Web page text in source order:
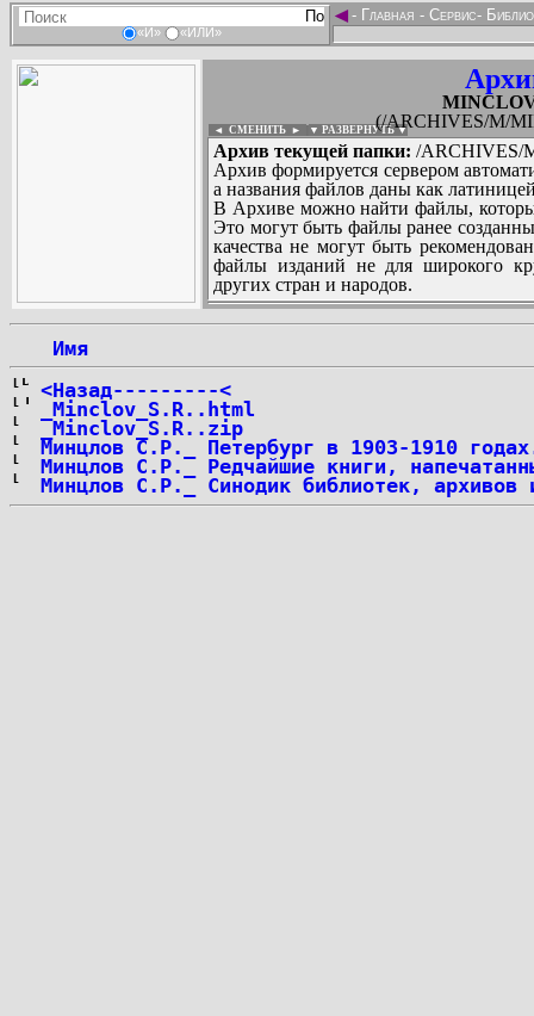
«И» «ИЛИ»
◄- Главная - Сервис-
(/ARCHIVES/M/
◄ СМЕНИТЬ ► ▼ РАЗВЕРНУТЬ ▼
Архив текущей папки: /ARCHIVES/
Архив формируется сервером
а названия файлов даны как
В Архиве можно найти файлы,
Это могут быть файлы ранее
качества не могут быть
файлы изданий не для широкого
других стран и народов.
Имя
<Назад---------<
_Minclov_S.R..html
_Minclov_S.R..zip
Минцлов С.Р._ Петербург в 1903-1910
Минцлов С.Р._ Редчайшие книги,
Минцлов С.Р._ Синодик библиотек,